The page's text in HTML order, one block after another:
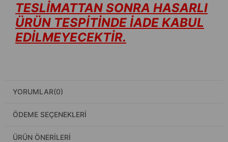
TESLİMATTAN SONRA HASARLI
ÜRÜN TESPİTİNDE İADE KABUL
EDİLMEYECEKTİR.
YORUMLAR(0)
ÖDEME SEÇENEKLERI
ÜRÜN ÖNERILERI